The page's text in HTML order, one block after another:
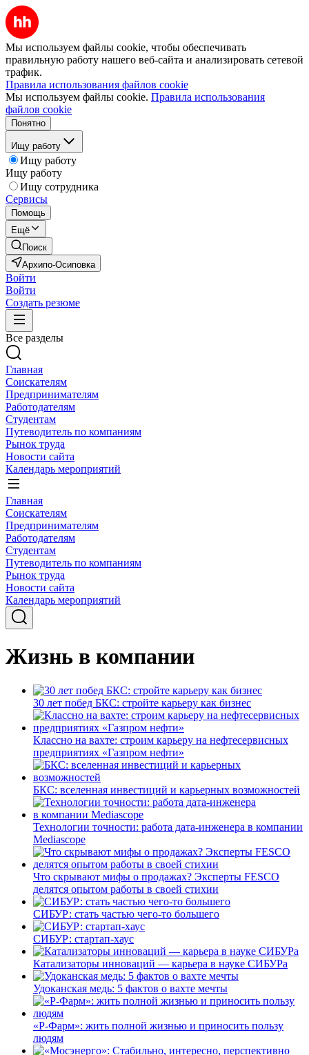
Мы используем файлы cookie, чтобы обеспечивать
правильную работу нашего веб-сайта и анализировать сетевой
трафик.
Правила использования файлов cookie
Мы используем файлы cookie. Правила использования
файлов cookie
Понятно
Ищу работу
Ищу работу
Ищу работу
Ищу сотрудника
Сервисы
Помощь
Ещё
Поиск
Архипо-Осиповка
Войти
Войти
Создать резюме
Все разделы
Главная
Соискателям
Предпринимателям
Работодателям
Студентам
Путеводитель по компаниям
Рынок труда
Новости сайта
Календарь мероприятий
Главная
Соискателям
Предпринимателям
Работодателям
Студентам
Путеводитель по компаниям
Рынок труда
Новости сайта
Календарь мероприятий
Жизнь в компании
30 лет побед БКС: стройте карьеру как бизнес
Классно на вахте: строим карьеру на нефтесервисных
предприятиях «Газпром нефти»
БКС: вселенная инвестиций и карьерных возможностей
Технологии точности: работа дата-инженера в компании
Mediascope
Что скрывают мифы о продажах? Эксперты FESCO
делятся опытом работы в своей стихии
СИБУР: стать частью чего-то большего
СИБУР: стартап-хаус
Катализаторы инноваций — карьера в науке СИБУРа
Удоканская медь: 5 фактов о вахте мечты
«Р-Фарм»: жить полной жизнью и приносить пользу
людям